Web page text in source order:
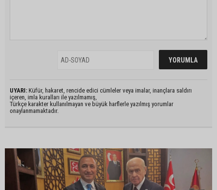
UYARI: Küfür, hakaret, rencide edici cümleler veya imalar, inançlara saldırı
içeren, imla kuralları ile yazılmamış,
Türkçe karakter kullanılmayan ve büyük harflerle yazılmış yorumlar
onaylanmamaktadır.